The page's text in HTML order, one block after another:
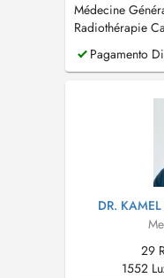
Médecine
Radiothérapie
Luxembourg et
Paiement
Pagamento
DR.
29
1552